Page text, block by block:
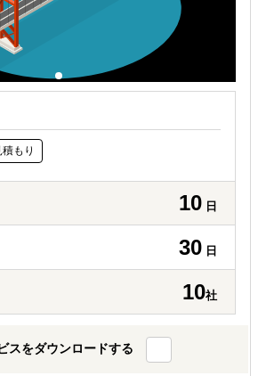
もり
10 日
30 日
10社
スをダウンロードする